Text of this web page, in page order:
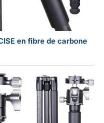
en fibre de carbone